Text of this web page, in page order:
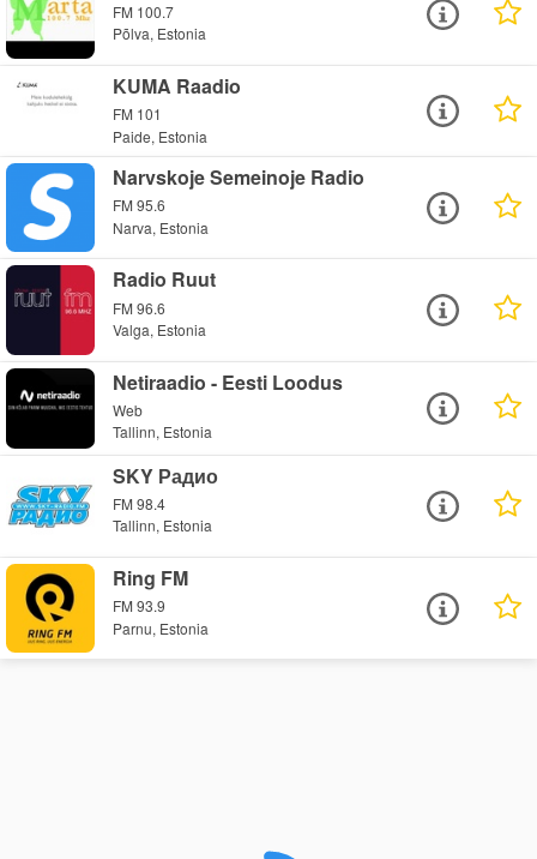
FM 100.7
Põlva, Estonia
KUMA Raadio
FM 101
Paide, Estonia
Narvskoje Semeinoje Radio
FM 95.6
Narva, Estonia
Radio Ruut
FM 96.6
Valga, Estonia
Netiraadio - Eesti Loodus
Web
Tallinn, Estonia
SKY Радио
FM 98.4
Tallinn, Estonia
Ring FM
FM 93.9
Parnu, Estonia